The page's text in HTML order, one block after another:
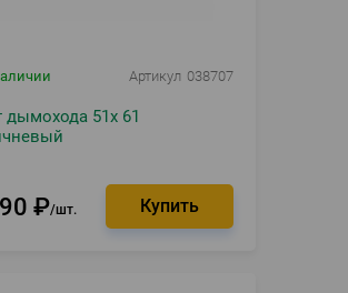
Артикул 038707
дымохода 51х 61
₽ шт.